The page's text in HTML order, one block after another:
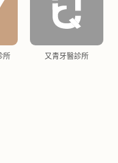
所 又青牙醫診所